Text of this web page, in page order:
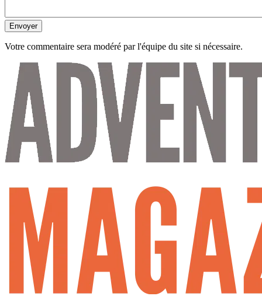
Envoyer
Votre commentaire sera modéré par l'équipe du site si nécessaire.